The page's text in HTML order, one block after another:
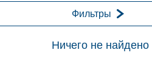
Фильтры
Ничего не найдено